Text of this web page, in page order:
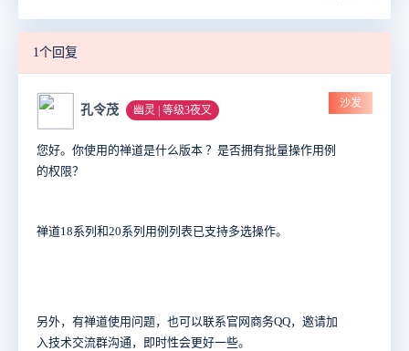
1个回复
孔令茂 幽灵 | 等级3夜叉
沙发
您好。你使用的禅道是什么版本 ？是否拥有批量操作用例
的权限？
禅道18系列和20系列用例列表已支持多选操作。
另外，有禅道使用问题，也可以联系官网商务QQ，邀请加
入技术交流群沟通，即时性会更好一些。